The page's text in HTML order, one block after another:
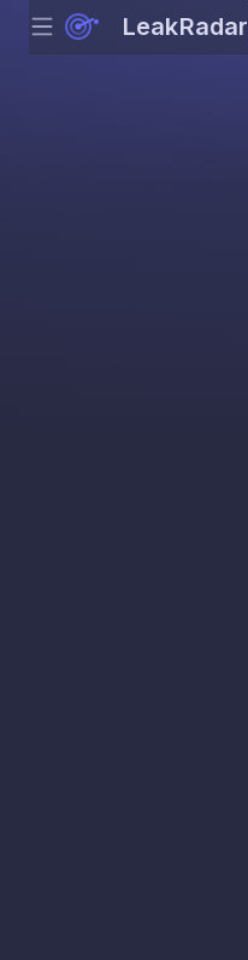
Menu LeakRadar